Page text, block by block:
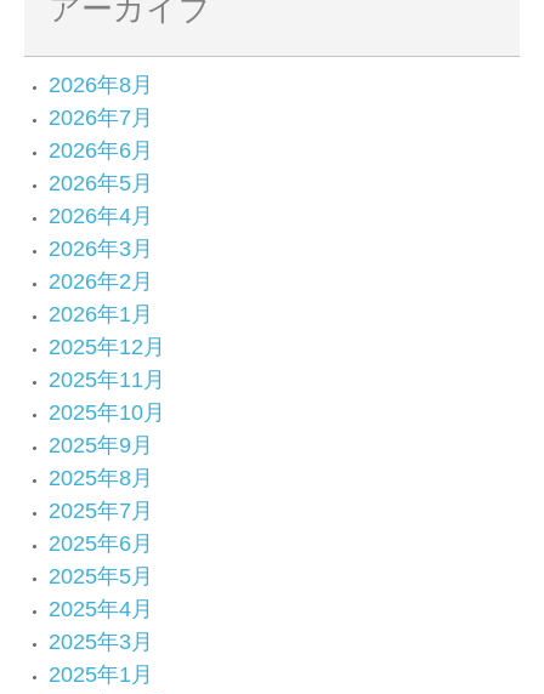
アーカイブ
2026年8月
2026年7月
2026年6月
2026年5月
2026年4月
2026年3月
2026年2月
2026年1月
2025年12月
2025年11月
2025年10月
2025年9月
2025年8月
2025年7月
2025年6月
2025年5月
2025年4月
2025年3月
2025年1月